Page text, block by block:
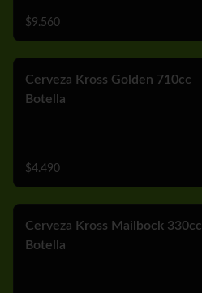
$9.560
Cerveza Kross Golden 710cc
Botella
$4.490
Cerveza Kross Mailbock 330cc
Botella